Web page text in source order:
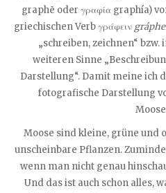
graphē oder γραφία graphía)
griechischen Verb γράφειν
„schreiben, zeichnen“ bzw.
weiteren Sinne
Darstellung“. Damit meine ich
fotografische Darstellung
Moose sind kleine, grüne und
unscheinbare Pflanzen.
wenn man nicht genau
Und das ist auch schon alles,